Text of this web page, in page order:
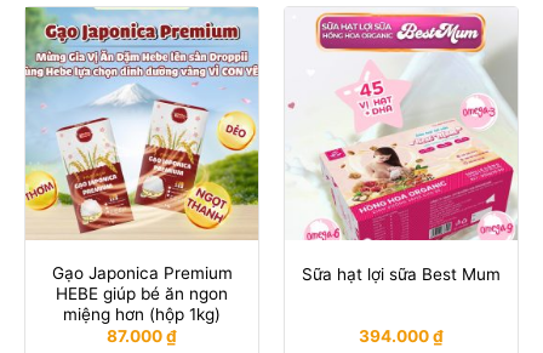
Gạo Japonica Premium
HEBE giúp bé ăn ngon
miệng hơn (hộp 1kg)
87.000₫
Sữa hạt lợi sữa Best Mum
394.000₫